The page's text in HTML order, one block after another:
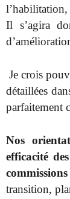
l’habilitation,
Il s’agira
Je crois
détaillées
parfaitement
Nos
efficacité
transition,